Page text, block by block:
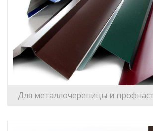
Для металлочерепицы и